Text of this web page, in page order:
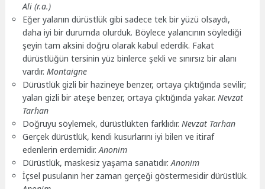
Ali (r.a.)
Eğer yalanın dürüstlük gibi sadece tek bir yüzü olsaydı,
daha iyi bir durumda olurduk. Böylece yalancının söylediği
şeyin tam aksini doğru olarak kabul ederdik. Fakat
dürüstlüğün tersinin yüz binlerce şekli ve sınırsız bir alanı
vardır.Montaigne
Dürüstlük gizli bir hazineye benzer, ortaya çıktığında sevilir;
yalan gizli bir ateşe benzer, ortaya çıktığında yakar.Nevzat
Tarhan
Doğruyu söylemek, dürüstlükten farklıdır.Nevzat Tarhan
Gerçek dürüstlük, kendi kusurlarını iyi bilen ve itiraf
edenlerin erdemidir.Anonim
Dürüstlük, maskesiz yaşama sanatıdır.Anonim
İçsel pusulanın her zaman gerçeği göstermesidir dürüstlük.